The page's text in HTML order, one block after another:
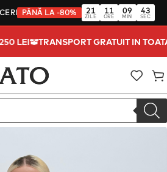
PÂNĂ LA -80% 21
ZILE
11
ORE
09
MIN
43
SEC
250 LEI TRANSPORT GRATUIT IN